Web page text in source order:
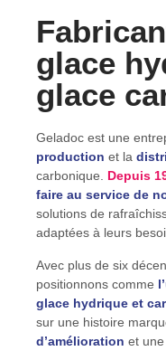
glace
glace
Geladoc est une
production et la
carbonique. Depuis
faire au service de
solutions de
adaptées à leurs
Avec plus de six
positionnons comme
glace hydrique et
sur une histoire
d’amélioration et